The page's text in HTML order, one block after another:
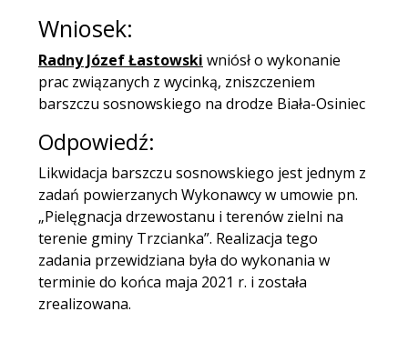
Wniosek:
Radny Józef Łastowski wniósł o wykonanie
prac związanych z wycinką, zniszczeniem
barszczu sosnowskiego na drodze Biała-Osiniec
Odpowiedź:
Likwidacja barszczu sosnowskiego jest jednym z
zadań powierzanych Wykonawcy w umowie pn.
„Pielęgnacja drzewostanu i terenów zielni na
terenie gminy Trzcianka”. Realizacja tego
zadania przewidziana była do wykonania w
terminie do końca maja 2021 r. i została
zrealizowana.